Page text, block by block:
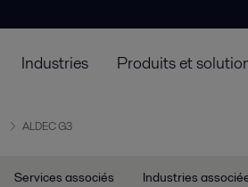
Industries Produits et
ALDEC G3
Services associés Industries